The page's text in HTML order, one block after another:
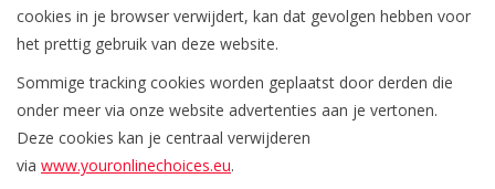
cookies in je browser verwijdert, kan dat gevolgen hebben voor
het prettig gebruik van deze website.
Sommige tracking cookies worden geplaatst door derden die
onder meer via onze website advertenties aan je vertonen.
Deze cookies kan je centraal verwijderen
via www.youronlinechoices.eu.